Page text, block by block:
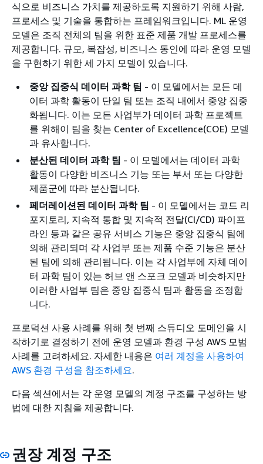
식으로 비즈니스 가치를 제공하도록 지원하기 위해 사람,
프로세스 및 기술을 통합하는 프레임워크입니다. ML 운영
모델은 조직 전체의 팀을 위한 표준 제품 개발 프로세스를
제공합니다. 규모, 복잡성, 비즈니스 동인에 따라 운영 모델
을 구현하기 위한 세 가지 모델이 있습니다.
중앙 집중식 데이터 과학 팀 - 이 모델에서는 모든 데
이터 과학 활동이 단일 팀 또는 조직 내에서 중앙 집중
화됩니다. 이는 모든 사업부가 데이터 과학 프로젝트
를 위해이 팀을 찾는 Center of Excellence(COE) 모델
과 유사합니다.
분산된 데이터 과학 팀 - 이 모델에서는 데이터 과학
활동이 다양한 비즈니스 기능 또는 부서 또는 다양한
제품군에 따라 분산됩니다.
페더레이션된 데이터 과학 팀 - 이 모델에서는 코드 리
포지토리, 지속적 통합 및 지속적 전달(CI/CD) 파이프
라인 등과 같은 공유 서비스 기능은 중앙 집중식 팀에
의해 관리되며 각 사업부 또는 제품 수준 기능은 분산
된 팀에 의해 관리됩니다. 이는 각 사업부에 자체 데이
터 과학 팀이 있는 허브 앤 스포크 모델과 비슷하지만
이러한 사업부 팀은 중앙 집중식 팀과 활동을 조정합
니다.
프로덕션 사용 사례를 위해 첫 번째 스튜디오 도메인을 시
작하기로 결정하기 전에 운영 모델과 환경 구성 AWS 모범
사례를 고려하세요. 자세한 내용은 여러 계정을 사용하여
AWS 환경 구성을 참조하세요.
다음 섹션에서는 각 운영 모델의 계정 구조를 구성하는 방
법에 대한 지침을 제공합니다.
권장 계정 구조